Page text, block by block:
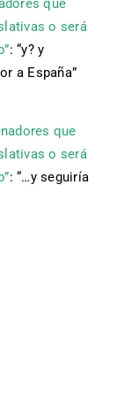
que
o será
: “y? y
a España”
que
o será
: “…y seguiría